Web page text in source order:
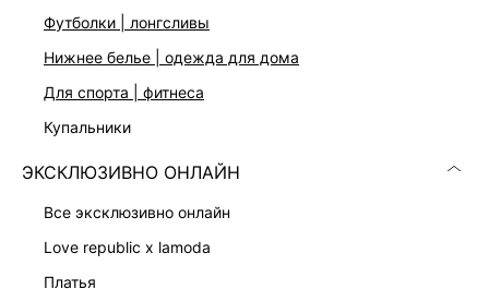
футболки | лонгсливы
нижнее белье | одежда для дома
для спорта | фитнеса
купальники
ЭКСКЛЮЗИВНО ОНЛАЙН
все эксклюзивно онлайн
love republic x lamoda
платья
КАТАЛОГ
КОМПАНИЯ
ЛИЧНЫЙ КАБИНЕТ